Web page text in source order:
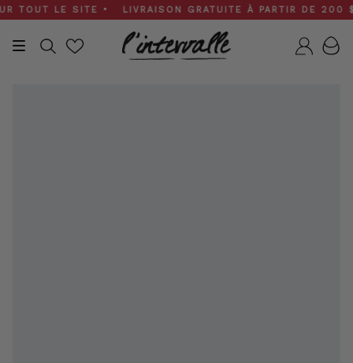
Skip
to
content
LE SITE • LIVRAISON GRATUITE À PARTIR DE 200 $
Recherche